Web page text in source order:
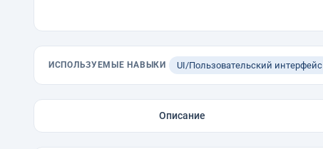
ИСПОЛЬЗУЕМЫЕ НАВЫКИ UI/Пользовательский интерфейс
Описание